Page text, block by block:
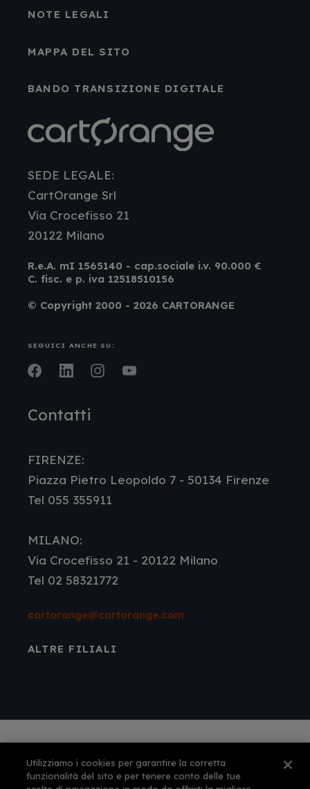
NOTE LEGALI
MAPPA DEL SITO
BANDO TRANSIZIONE DIGITALE
SEDE LEGALE:
CartOrange Srl
Via Crocefisso 21
20122 Milano
R.e.A. mI 1565140 - cap.sociale i.v. 90.000 €
C. fisc. e p. iva 12518510156
© Copyright 2000 - 2026 CARTORANGE
SEGUICI ANCHE SU:
Facebook
LinkedInInstagram
Contatti
FIRENZE:
Piazza Pietro Leopoldo 7 - 50134 Firenze
Tel 055 355911
MILANO:
Via Crocefisso 21 - 20122 Milano
Tel 02 58321772
cartorange@cartorange.com
ALTRE FILIALI
Autorizzazione amministrativa n° 561 per
Utilizziamo i cookies per garantire la corretta
funzionalità del sito e per tenere conto delle tue